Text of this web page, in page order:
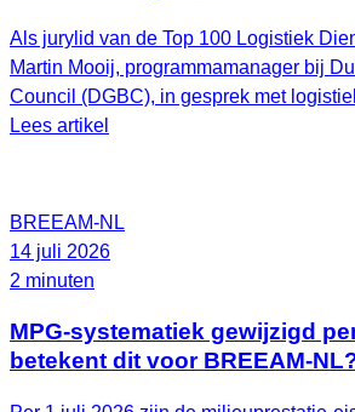
Als jurylid van de Top 100 Logistiek
Martin Mooij, programmamanager bij
Council (DGBC), in gesprek met
Lees artikel
BREEAM-NL
14 juli 2026
2 minuten
MPG-systematiek gewijzigd
betekent dit voor BREEAM-